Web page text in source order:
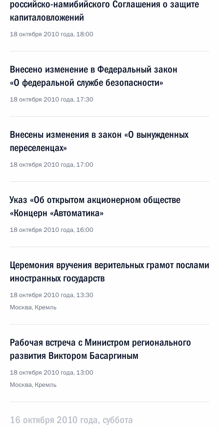
российско-намибийского Соглашения о защите
капиталовложений
18 октября 2010 года, 18:00
Внесено изменение в Федеральный закон
«О федеральной службе безопасности»
18 октября 2010 года, 17:30
Внесены изменения в закон «О вынужденных
переселенцах»
18 октября 2010 года, 17:00
Указ «Об открытом акционерном обществе
«Концерн «Автоматика»
18 октября 2010 года, 16:00
Церемония вручения верительных грамот послами
иностранных государств
18 октября 2010 года, 13:30
Москва, Кремль
Рабочая встреча с Министром регионального
развития Виктором Басаргиным
18 октября 2010 года, 13:00
Москва, Кремль
16 октября 2010 года, суббота